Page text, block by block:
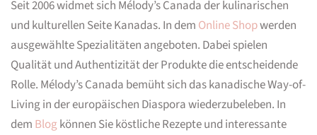
Seit 2006 widmet sich Mélody’s Canada der kulinarischen
und kulturellen Seite Kanadas. In dem Online Shopwerden
ausgewählte Spezialitäten angeboten. Dabei spielen
Qualität und Authentizität der Produkte die entscheidende
Rolle. Mélody’s Canada bemüht sich das kanadische Way-of-
Living in der europäischen Diaspora wiederzubeleben. In
dem Blog können Sie köstliche Rezepte und interessante